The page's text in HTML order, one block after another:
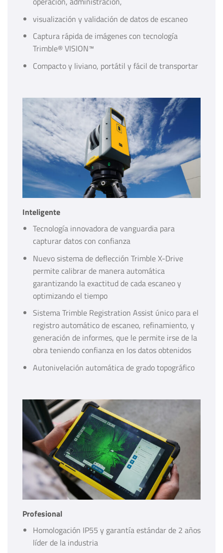
visualización y validación de datos de escaneo
Captura rápida de imágenes con tecnología
Trimble® VISION™
Compacto y liviano, portátil y fácil de transportar
Inteligente
Tecnología innovadora de vanguardia para
capturar datos con confianza
Nuevo sistema de deflección Trimble X-Drive
permite calibrar de manera automática
garantizando la exactitud de cada escaneo y
optimizando el tiempo
Sistema Trimble Registration Assist único para el
registro automático de escaneo, refinamiento, y
generación de informes, que le permite irse de la
obra teniendo confianza en los datos obtenidos
Autonivelación automática de grado topográfico
Profesional
Homologación IP55 y garantía estándar de 2 años
líder de la industria